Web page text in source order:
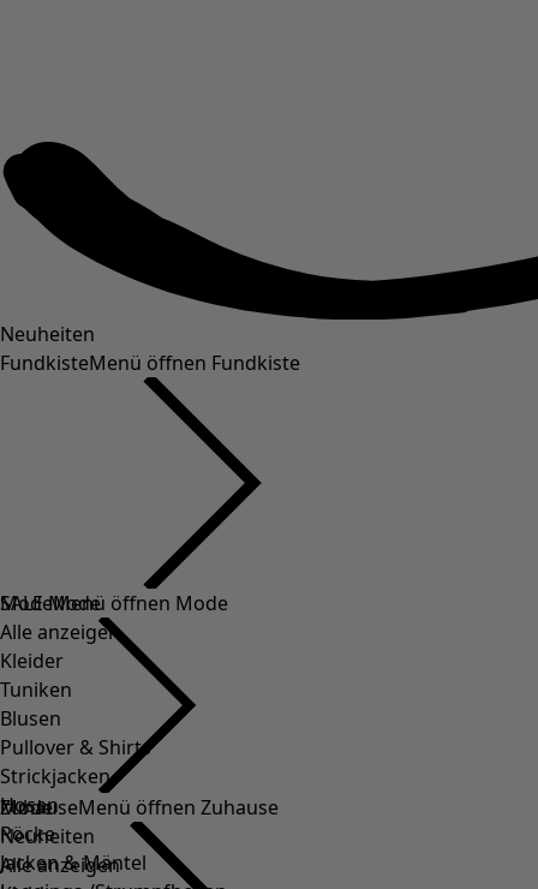
Neuheiten
FundkisteMenü öffnen Fundkiste
SALE Mode
Alle anzeigen
Kleider
Tuniken
Blusen
Pullover & Shirts
Strickjacken
Hosen
Röcke
Jacken & Mäntel
ModeMenü öffnen Mode
Mode
Neuheiten
Alle anzeigen
ZuhauseMenü öffnen Zuhause